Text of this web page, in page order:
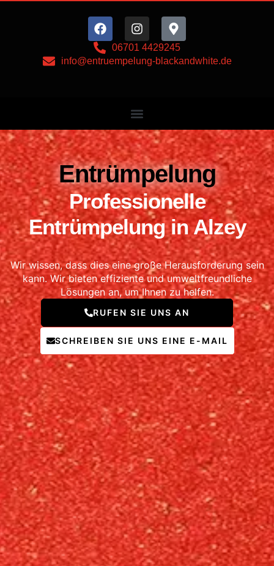
springen
06701 4429245
info@entruempelung-blackandwhite.de
Entrümpelung
Professionelle
Entrümpelungin Alzey
Wir wissen, dass dies eine große Herausforderung sein
kann. Wir bieten effiziente und umweltfreundliche
Lösungen an, um Ihnen zu helfen.
RUFEN SIE UNS AN
SCHREIBEN SIE UNS EINE E-MAIL